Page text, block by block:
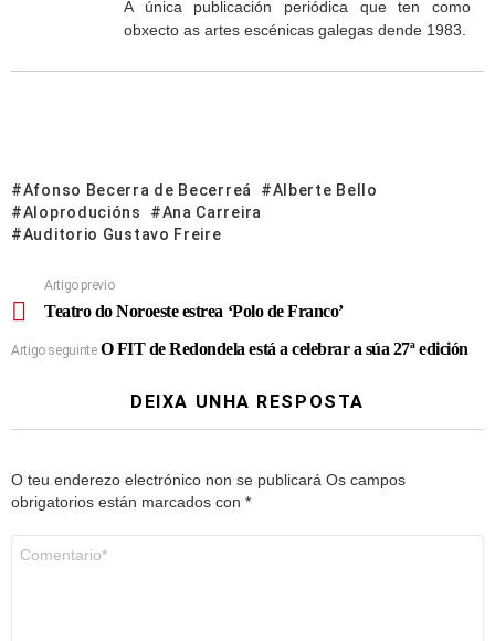
A única publicación periódica que ten como
obxecto as artes escénicas galegas dende 1983.
Afonso Becerra de Becerreá
Alberte Bello
Aloproducións
Ana Carreira
Auditorio Gustavo Freire
Artigo previo
Teatro do Noroeste estrea ‘Polo de Franco’
Artigo seguinte O FIT de Redondela está a celebrar a súa 27ª edición
DEIXA UNHA RESPOSTA
O teu enderezo electrónico non se publicará Os campos
obrigatorios están marcados con *